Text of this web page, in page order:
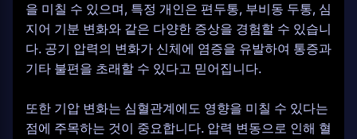
을 미칠 수 있으며, 특정 개인은 편두통, 부비동 두통, 심
지어 기분 변화와 같은 다양한 증상을 경험할 수 있습니
다. 공기 압력의 변화가 신체에 염증을 유발하여 통증과
기타 불편을 초래할 수 있다고 믿어집니다.
또한 기압 변화는 심혈관계에도 영향을 미칠 수 있다는
점에 주목하는 것이 중요합니다. 압력 변동으로 인해 혈